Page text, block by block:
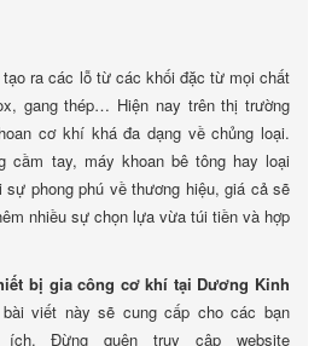
ra các lỗ từ các khối đặc từ mọi chất
gang thép… Hiện nay trên thị trường
cơ khí khá đa dạng về chủng loại.
cầm tay, máy khoan bê tông hay loại
sự phong phú về thương hiệu, giá cả sẽ
nhiều sự chọn lựa vừa túi tiền và hợp
bị gia công cơ khí tại Dương Kinh
viết này sẽ cung cấp cho các bạn
Đừng quên truy cập website